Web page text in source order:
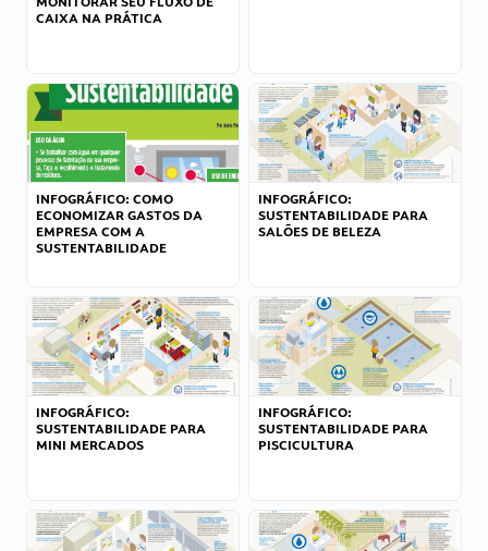
CAIXA NA PRÁTICA
INFOGRÁFICO: COMO
ECONOMIZAR GASTOS DA
EMPRESA COM A
SUSTENTABILIDADE
INFOGRÁFICO:
SUSTENTABILIDADE PARA
SALÕES DE BELEZA
INFOGRÁFICO:
SUSTENTABILIDADE PARA
MINI MERCADOS
INFOGRÁFICO:
SUSTENTABILIDADE PARA
PISCICULTURA